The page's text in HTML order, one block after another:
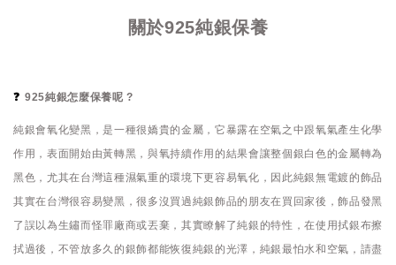
關於925純銀保養
❓ 925純銀怎麼保養呢 ?
純銀會氧化變黑，是一種很嬌貴的金屬，它暴露在空氣之中跟氧氣產生化學
作用，表面開始由黃轉黑，與氧持續作用的結果會讓整個銀白色的金屬轉為
黑色，尤其在台灣這種濕氣重的環境下更容易氧化，因此純銀無電鍍的飾品
其實在台灣很容易變黑，很多沒買過純銀飾品的朋友在買回家後，飾品發黑
了誤以為生鏽而怪罪廠商或丟棄，其實瞭解了純銀的特性，在使用拭銀布擦
拭過後，不管放多久的銀飾都能恢復純銀的光澤，純銀最怕水和空氣，請盡